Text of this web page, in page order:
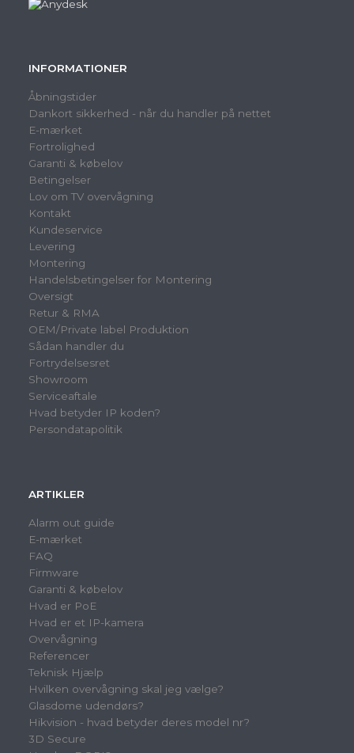
INFORMATIONER
Åbningstider
Dankort sikkerhed - når du handler på nettet
E-mærket
Fortrolighed
Garanti & købelov
Betingelser
Lov om TV overvågning
Kontakt
Kundeservice
Levering
Montering
Handelsbetingelser for Montering
Oversigt
Retur & RMA
OEM/Private label Produktion
Sådan handler du
Fortrydelsesret
Showroom
Serviceaftale
Hvad betyder IP koden?
Persondatapolitik
ARTIKLER
Alarm out guide
E-mærket
FAQ
Firmware
Garanti & købelov
Hvad er PoE
Hvad er et IP-kamera
Overvågning
Referencer
Teknisk Hjælp
Hvilken overvågning skal jeg vælge?
Glasdome udendørs?
Hikvision - hvad betyder deres model nr?
3D Secure